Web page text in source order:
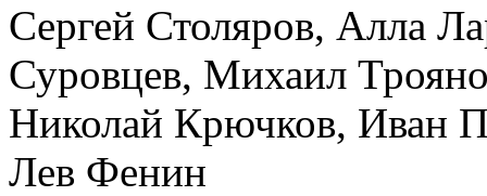
Сергей Столяров, Алла
Суровцев, Михаил
Николай Крючков, Иван
Лев Фенин